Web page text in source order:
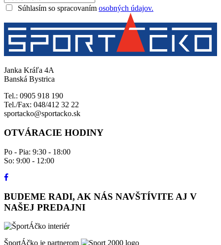
Súhlasím so spracovaním osobných údajov.
Janka Kráľa 4A
Banská Bystrica
Tel.: 0905 918 190
Tel./Fax: 048/412 32 22
sportacko@sportacko.sk
OTVÁRACIE HODINY
Po - Pia: 9:30 - 18:00
So: 9:00 - 12:00
BUDEME RADI, AK NÁS NAVŠTÍVITE AJ V
NAŠEJ PREDAJNI
ŠportÁčko je partnerom